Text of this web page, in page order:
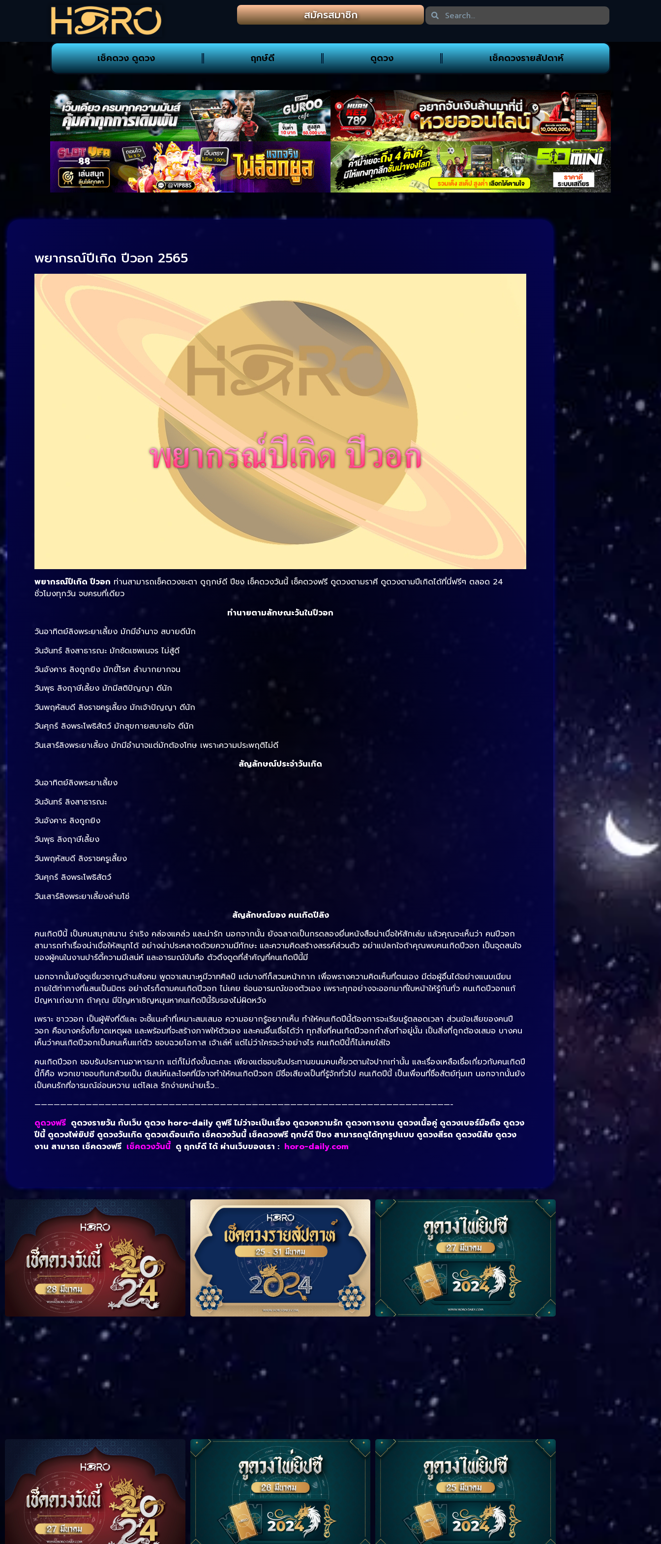
สมัครสมาชิก
เช็คดวง ดูดวง ฤกษ์ดี ดูดวง เช็คดวงรายสัปดาห์
พยากรณ์ปีเกิด ปีวอก 2565
พยากรณ์ปีเกิด ปีวอก ท่านสามารถเช็คดวงชะตา ดูฤกษ์ดี ปีชง เช็คดวงวันนี้ เช็คดวงฟรี ดูดวงตามราศี ดูดวงตามปีเกิดได้ที่นี่ฟรีๆ ตลอด 24
ชั่วโมงทุกวัน จบครบที่เดียว
ทำนายตามลักษณะวันในปีวอก
วันอาทิตย์ลิงพระยาเลี้ยง มักมีอำนาจ สบายดีนัก
วันจันทร์ ลิงสาธารณะ มักซัดเซพเนจร ไม่สู้ดี
วันอังคาร ลิงถูกยิง มักขี้โรค ลำบากยากจน
วันพุธ ลิงฤาษีเลี้ยง มักมีสติปัญญา ดีนัก
วันพฤหัสบดี ลิงราชครูเลี้ยง มักเจ้าปัญญา ดีนัก
วันศุกร์ ลิงพระโพธิสัตว์ มักสุขกายสบายใจ ดีนัก
วันเสาร์ลิงพระยาเลี้ยง มักมีอำนาจแต่มักต้องโทษ เพราะความประพฤติไม่ดี
สัญลักษณ์ประจำวันเกิด
วันอาทิตย์ลิงพระยาเลี้ยง
วันจันทร์ ลิงสาธารณะ
วันอังคาร ลิงถูกยิง
วันพุธ ลิงฤาษีเลี้ยง
วันพฤหัสบดี ลิงราชครูเลี้ยง
วันศุกร์ ลิงพระโพธิสัตว์
วันเสาร์ลิงพระยาเลี้ยงล่ามโซ่
สัญลักษณ์ของ คนเกิดปีลิง
คนเกิดปีนี้ เป็นคนสนุกสนาน ร่าเริง คล่องแคล่ว และน่ารัก นอกจากนั้น ยังฉลาดเป็นกรดลองยื่นหนังสือน่าเบื่อให้สักเล่ม แล้วคุณจะเห็นว่า คนปีวอก
สามารถทำเรื่องน่าเบื่อให้สนุกได้ อย่างน่าประหลาดด้วยความมีทักษะ และความคิดสร้างสรรค์ส่วนตัว อย่าแปลกใจถ้าคุณพบคนเกิดปีวอก เป็นจุดสนใจ
ของผู้คนในงานปาร์ตี้ความมีเสน่ห์ และอารมณ์ขันคือ ตัวดึงดูดที่สำคัญที่คนเกิดปีนี้มี
นอกจากนั้นยังดูเชี่ยวชาญด้านสังคม พูดจาเสนาะหูมีวาทศิลป์ แต่บางทีก็สวมหน้ากาก เพื่อพรางความคิดเห็นที่ตนเอง มีต่อผู้อื่นได้อย่างแนบเนียน
ภายใต้ท่าทางที่แสนเป็นมิตร อย่างไรก็ตามคนเกิดปีวอก ไม่เคย ซ่อนอารมณ์ของตัวเอง เพราะทุกอย่างจะออกมาที่ใบหน้าให้รู้กันทั่ว คนเกิดปีวอกแก้
ปัญหาเก่งมาก ถ้าคุณ มีปัญหาเชิญหมุนหาคนเกิดปีนี้รับรองไม่ผิดหวัง
เพราะ ชาววอก เป็นผู้ฟังที่ดีและ จะชี้แนะคำที่เหมาะสมเสมอ ความอยากรู้อยากเห็น ทำให้คนเกิดปีนี้ต้องการจะเรียนรู้ตลอดเวลา ส่วนข้อเสียของคนปี
วอก คือบางครั้งก็ขาดเหตุผล และพร้อมที่จะสร้างภาพให้ตัวเอง และคนอื่นเชื่อได้ว่า ทุกสิ่งที่คนเกิดปีวอกกำลังทำอยู่นั้น เป็นสิ่งที่ถูกต้องเสมอ บางคน
เห็นว่าคนเกิดปีวอกเป็นคนเห็นแก่ตัว ชอบฉวยโอกาส เจ้าเล่ห์ แต่ไม่ว่าใครจะว่าอย่างไร คนเกิดปีนี้ก็ไม่เคยใส่ใจ
คนเกิดปีวอก ชอบรับประทานอาหารมาก แต่ก็ไม่ถึงขั้นตะกละ เพียงแต่ชอบรับประทานขนมคบเคี้ยวตามใจปากเท่านั้น และเรื่องเหลือเชื่อเกี่ยวกับคนเกิดปี
นี้ก็คือ พวกเขาชอบกินกล้วยเป็น มีเสน่ห์และโชคที่มีอาจทำให้คนเกิดปีวอก มีชื่อเสียงเป็นที่รู้จักทั่วไป คนเกิดปีนี้ เป็นเพื่อนที่ซื่อสัตย์ทุ่มเท นอกจากนั้นยัง
เป็นคนรักที่อารมณ์อ่อนหวาน แต่โลเล รักง่ายหน่ายเร็ว…
—————————————————————————————————————————————————————————————————-
ดูดวงฟรี ดูดวงรายวัน กับเว็บ ดูดวง horo-daily ดูฟรี ไม่ว่าจะเป็นเรื่อง ดูดวงความรัก ดูดวงการงาน ดูดวงเนื้อคู่ ดูดวงเบอร์มือถือ ดูดวง
ปีนี้ ดูดวงไพ่ยิปซี ดูดวงวันเกิด ดูดวงเดือนเกิด เช็คดวงวันนี้ เช็คดวงฟรี ฤกษ์ดี ปีชง สามารถดูได้ทุกรูปแบบ ดูดวงสีรถ ดูดวงนิสัย ดูดวง
งาน สามารถ เช็คดวงฟรี เช็คดวงวันนี้ ดู ฤกษ์ดี ได้ ผ่านเว็บของเรา : horo-daily.com